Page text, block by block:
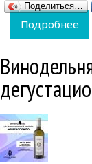
Поделиться…
Подробнее